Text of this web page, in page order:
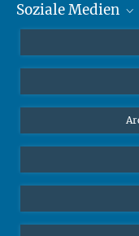
MMG Alumni Corner
Online-Vorträge
Interviews zum
Soziale Medien
Bluesky